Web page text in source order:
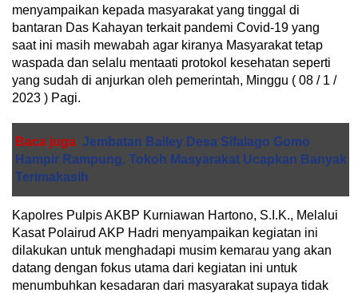
menyampaikan kepada masyarakat yang tinggal di
bantaran Das Kahayan terkait pandemi Covid-19 yang
saat ini masih mewabah agar kiranya Masyarakat tetap
waspada dan selalu mentaati protokol kesehatan seperti
yang sudah di anjurkan oleh pemerintah, Minggu ( 08 / 1 /
2023 ) Pagi.
Baca juga Jembatan Bailey Desa Sifalago Gomo
Hampir Rampung. Tokoh Masyarakat Ucapkan Banyak
Terimakasih
Kapolres Pulpis AKBP Kurniawan Hartono, S.I.K., Melalui
Kasat Polairud AKP Hadri menyampaikan kegiatan ini
dilakukan untuk menghadapi musim kemarau yang akan
datang dengan fokus utama dari kegiatan ini untuk
menumbuhkan kesadaran dari masyarakat supaya tidak